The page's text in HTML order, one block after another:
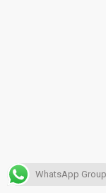
WhatsApp Group